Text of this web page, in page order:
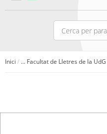
Inici / ... Facultat de Lletres de la UdG